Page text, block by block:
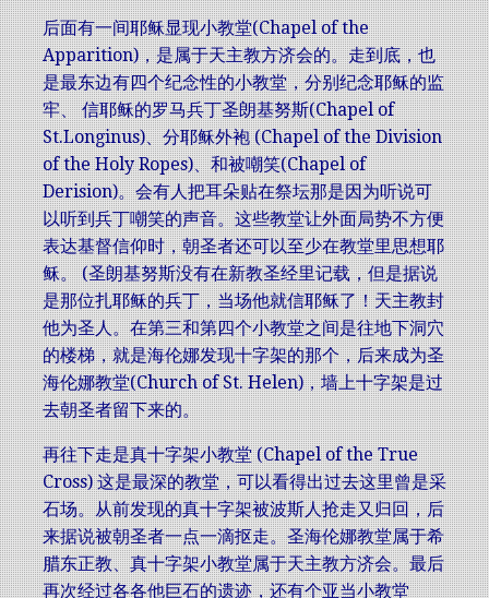
后面有一间耶稣显现小教堂(Chapel of the
Apparition)，是属于天主教方济会的。走到底，也
是最东边有四个纪念性的小教堂，分别纪念耶稣的监
牢、 信耶稣的罗马兵丁圣朗基努斯(Chapel of
St.Longinus)、分耶稣外袍 (Chapel of the Division
of the Holy Ropes)、和被嘲笑(Chapel of
Derision)。会有人把耳朵贴在祭坛那是因为听说可
以听到兵丁嘲笑的声音。这些教堂让外面局势不方便
表达基督信仰时，朝圣者还可以至少在教堂里思想耶
稣。 (圣朗基努斯没有在新教圣经里记载，但是据说
是那位扎耶稣的兵丁，当场他就信耶稣了！天主教封
他为圣人。在第三和第四个小教堂之间是往地下洞穴
的楼梯，就是海伦娜发现十字架的那个，后来成为圣
海伦娜教堂(Church of St. Helen)，墙上十字架是过
去朝圣者留下来的。
再往下走是真十字架小教堂 (Chapel of the True
Cross) 这是最深的教堂，可以看得出过去这里曾是采
石场。从前发现的真十字架被波斯人抢走又归回，后
来据说被朝圣者一点一滴抠走。圣海伦娜教堂属于希
腊东正教、真十字架小教堂属于天主教方济会。最后
再次经过各各他巨石的遗迹，还有个亚当小教堂